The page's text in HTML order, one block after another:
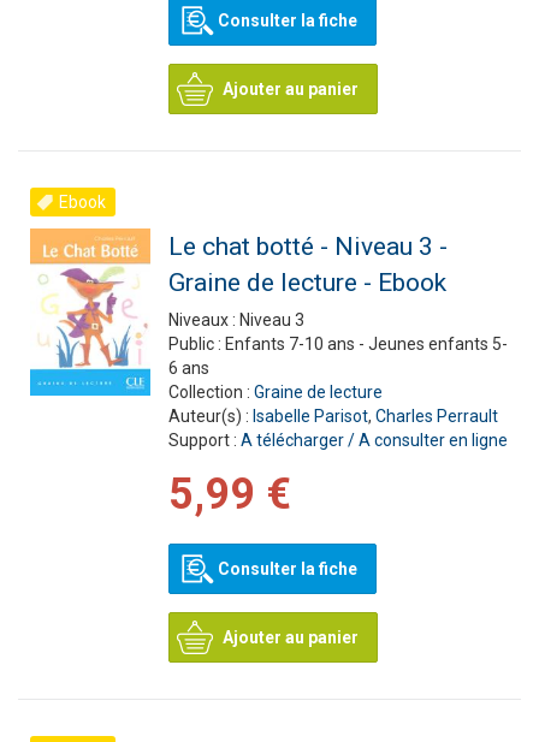
Consulter la fiche
Ajouter au panier
Ebook
Le chat botté - Niveau 3 -
Graine de lecture - Ebook
Niveaux : Niveau 3
Public : Enfants 7-10 ans - Jeunes enfants 5-
6 ans
Collection : Graine de lecture
Auteur(s) : Isabelle Parisot, Charles Perrault
Support : A télécharger / A consulter en ligne
5,99 €
Consulter la fiche
Ajouter au panier